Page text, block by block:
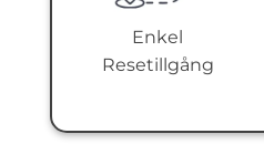
Enkel
Resetillgång